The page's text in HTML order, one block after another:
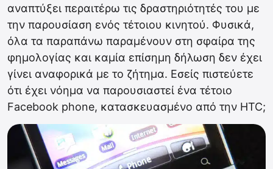
αναπτύξει περαιτέρω τις δραστηριότητές του με
την παρουσίαση ενός τέτοιου κινητού. Φυσικά,
όλα τα παραπάνω παραμένουν στη σφαίρα της
φημολογίας και καμία επίσημη δήλωση δεν έχει
γίνει αναφορικά με το ζήτημα. Εσείς πιστεύετε
ότι έχει νόημα να παρουσιαστεί ένα τέτοιο
Facebook phone, κατασκευασμένο από την HTC;